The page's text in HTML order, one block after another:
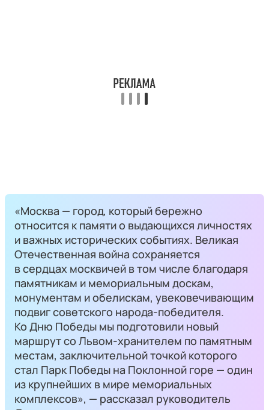
«Москва — город, который бережно
относится к памяти о выдающихся личностях
и важных исторических событиях. Великая
Отечественная война сохраняется
в сердцах москвичей в том числе благодаря
памятникам и мемориальным доскам,
монументам и обелискам, увековечивающим
подвиг советского народа-победителя.
Ко Дню Победы мы подготовили новый
маршрут со Львом-хранителем по памятным
местам, заключительной точкой которого
стал Парк Победы на Поклонной горе — один
из крупнейших в мире мемориальных
комплексов», — рассказал руководитель